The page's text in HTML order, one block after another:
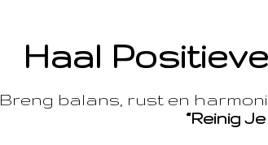
Haal
Breng balans, rust en
“Reinig